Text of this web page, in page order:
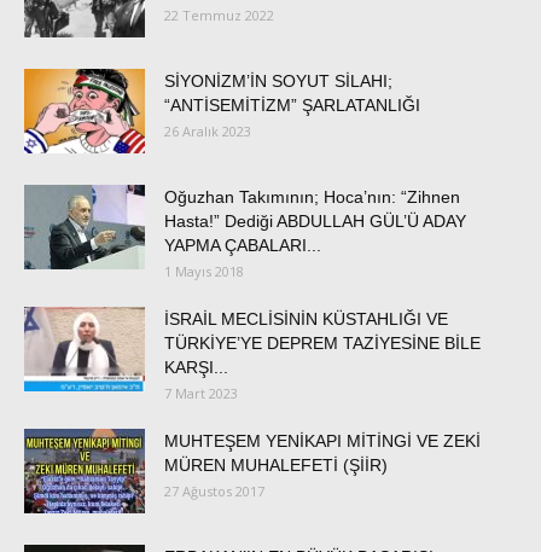
22 Temmuz 2022
SİYONİZM’İN SOYUT SİLAHI;
“ANTİSEMİTİZM” ŞARLATANLIĞI
26 Aralık 2023
Oğuzhan Takımının; Hoca’nın: “Zihnen
Hasta!” Dediği ABDULLAH GÜL’Ü ADAY
YAPMA ÇABALARI...
1 Mayıs 2018
İSRAİL MECLİSİNİN KÜSTAHLIĞI VE
TÜRKİYE’YE DEPREM TAZİYESİNE BİLE
KARŞI...
7 Mart 2023
MUHTEŞEM YENİKAPI MİTİNGİ VE ZEKİ
MÜREN MUHALEFETİ (ŞİİR)
27 Ağustos 2017